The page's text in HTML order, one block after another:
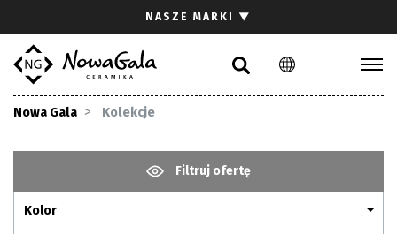
PL EN
NASZE MARKI ▼
Nowa Gala Kolekcje
Filtruj ofertę
Kolor
Gdzie kupić
Pliki do pobrania